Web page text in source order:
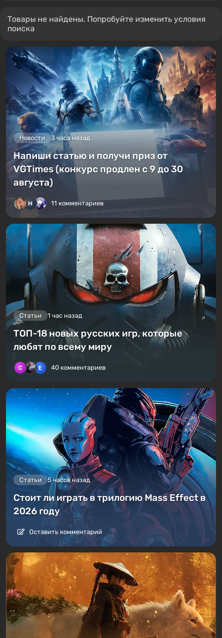
Товары не найдены. Попробуйте изменить условия
поиска
Новости 3 часа назад
Напиши статью и получи приз от
VGTimes (конкурс продлен с 9 до 30
августа)
11 комментариев
Статьи 1 час назад
ТОП-18 новых русских игр, которые
любят по всему миру
40 комментариев
Статьи 5 часов назад
Стоит ли играть в трилогию Mass Effect в
2026 году
Оставить комментарий